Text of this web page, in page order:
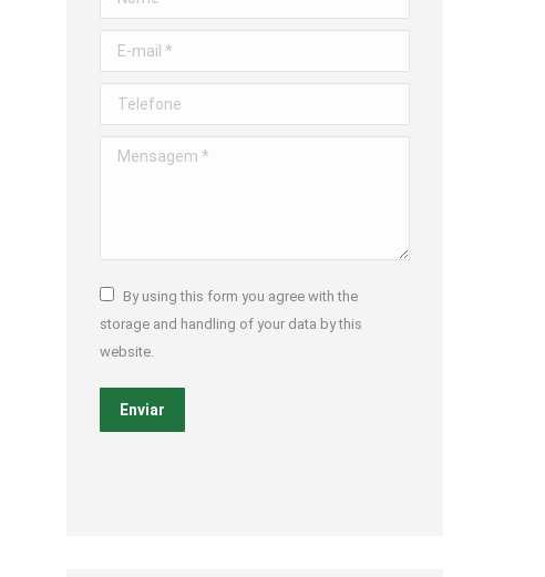
E-mail *
Telefone
Mensagem *
By using this form you agree with the
storage and handling of your data by this
website.
Enviar